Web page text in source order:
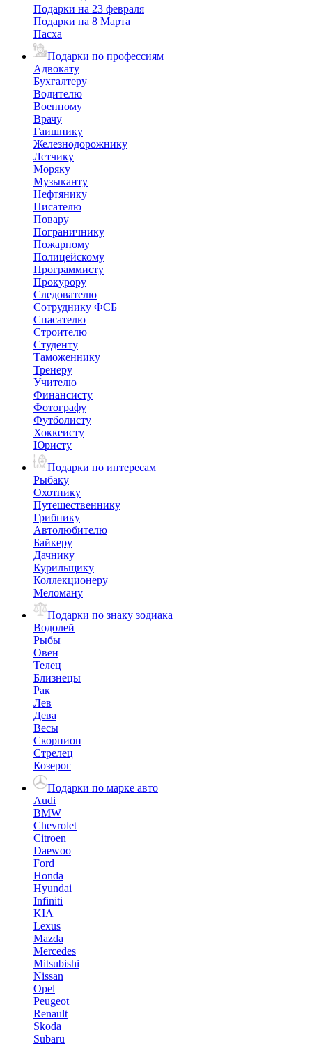
Подарки на 23 февраля
Подарки на 8 Марта
Пасха
Подарки по профессиям
Адвокату
Бухгалтеру
Водителю
Военному
Врачу
Гаишнику
Железнодорожнику
Летчику
Моряку
Музыканту
Нефтянику
Писателю
Повару
Пограничнику
Пожарному
Полицейскому
Программисту
Прокурору
Следователю
Сотруднику ФСБ
Спасателю
Строителю
Студенту
Таможеннику
Тренеру
Учителю
Финансисту
Фотографу
Футболисту
Хоккеисту
Юристу
Подарки по интересам
Рыбаку
Охотнику
Путешественнику
Грибнику
Автолюбителю
Байкеру
Дачнику
Курильщику
Коллекционеру
Меломану
Подарки по знаку зодиака
Водолей
Рыбы
Овен
Телец
Близнецы
Рак
Лев
Дева
Весы
Скорпион
Стрелец
Козерог
Подарки по марке авто
Audi
BMW
Chevrolet
Citroen
Daewoo
Ford
Honda
Hyundai
Infiniti
KIA
Lexus
Mazda
Mercedes
Mitsubishi
Nissan
Opel
Peugeot
Renault
Skoda
Subaru